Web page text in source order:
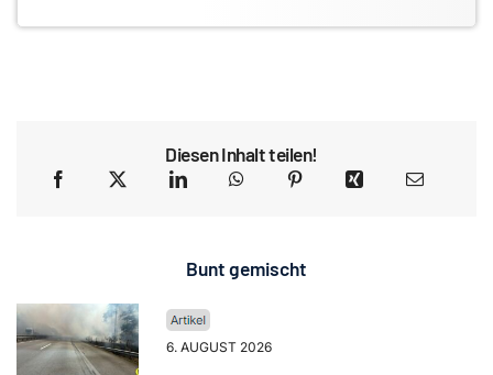
Diesen Inhalt teilen!
Bunt gemischt
6. AUGUST 2026